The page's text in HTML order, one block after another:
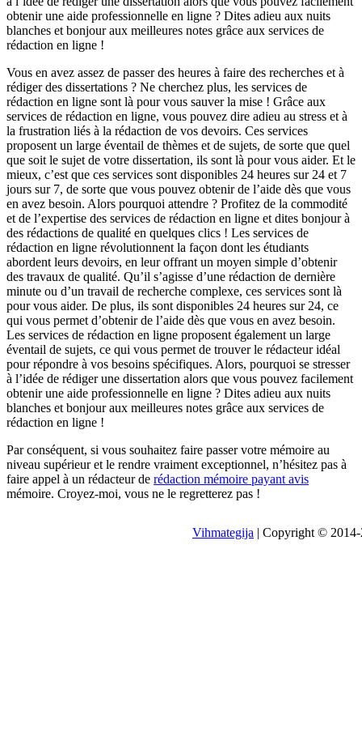
obtenir une aide professionnelle en ligne ? Dites adieu aux nuits
blanches et bonjour aux meilleures notes grâce aux services de
rédaction en ligne !
Vous en avez assez de passer des heures à faire des recherches et à
rédiger des dissertations ? Ne cherchez plus, les services de
rédaction en ligne sont là pour vous sauver la mise ! Grâce aux
services de rédaction en ligne, vous pouvez dire adieu au stress et à
la frustration liés à la rédaction de vos devoirs. Ces services
proposent un large éventail de thèmes et de sujets, de sorte que quel
que soit le sujet de votre dissertation, ils sont là pour vous aider. Et le
mieux, c’est que ces services sont disponibles 24 heures sur 24 et 7
jours sur 7, de sorte que vous pouvez obtenir de l’aide dès que vous
en avez besoin. Alors pourquoi attendre ? Profitez de la commodité
et de l’expertise des services de rédaction en ligne et dites bonjour à
des rédactions de qualité en quelques clics ! Les services de
rédaction en ligne révolutionnent la façon dont les étudiants
abordent leurs devoirs, en leur offrant un moyen simple d’obtenir
des travaux de qualité. Qu’il s’agisse d’une rédaction de dernière
minute ou d’un travail de recherche complexe, ces services sont là
pour vous aider. De plus, ils sont disponibles 24 heures sur 24, ce
qui vous permet d’obtenir de l’aide dès que vous en avez besoin.
Les services de rédaction en ligne proposent également un large
éventail de sujets, ce qui vous permet de trouver le rédacteur idéal
pour répondre à vos besoins spécifiques. Alors, pourquoi se stresser
à l’idée de rédiger une dissertation alors que vous pouvez facilement
obtenir une aide professionnelle en ligne ? Dites adieu aux nuits
blanches et bonjour aux meilleures notes grâce aux services de
rédaction en ligne !
Par conséquent, si vous souhaitez faire passer votre mémoire au
niveau supérieur et le rendre vraiment exceptionnel, n’hésitez pas à
faire appel à un rédacteur de rédaction mémoire payant avis
mémoire. Croyez-moi, vous ne le regretterez pas !
Vihmategija | Copyright ©